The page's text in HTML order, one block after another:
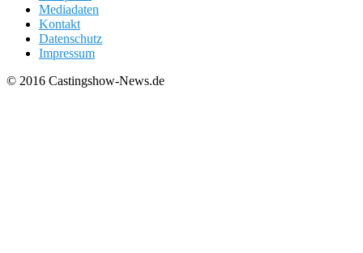
Mediadaten
Kontakt
Datenschutz
Impressum
© 2016 Castingshow-News.de